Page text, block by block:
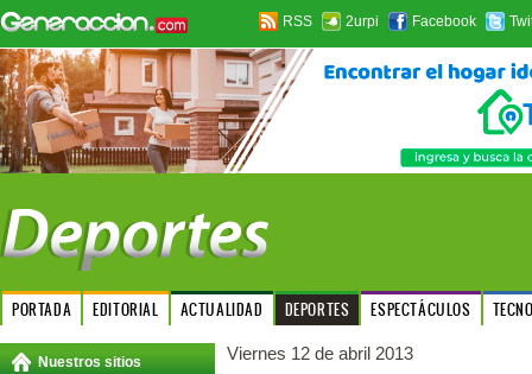
RSS 2urpi Facebook
PORTADA EDITORIAL ACTUALIDAD DEPORTES ESPECTÁCULOS
Nuestros sitios Viernes 12 de abril 2013